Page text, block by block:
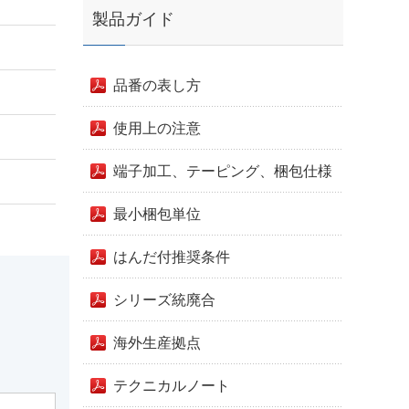
製品ガイド
品番の表し方
使用上の注意
端子加工、テーピング、梱包仕様
最小梱包単位
はんだ付推奨条件
シリーズ統廃合
海外生産拠点
テクニカルノート